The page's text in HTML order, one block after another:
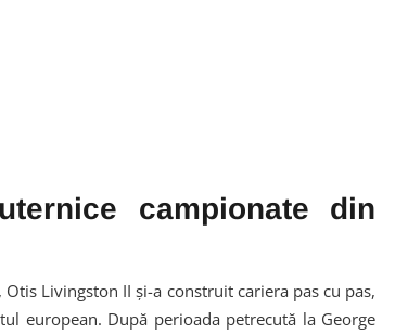
campionate din
Livingston II și-a construit cariera pas cu pas,
european. După perioada petrecută la George